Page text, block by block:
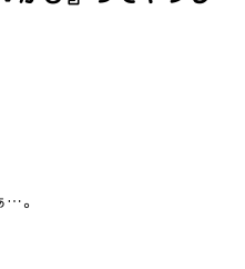
…。